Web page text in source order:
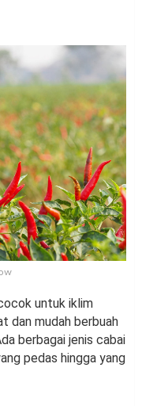
untuk iklim
dan mudah berbuah
berbagai jenis cabai
pedas hingga yang